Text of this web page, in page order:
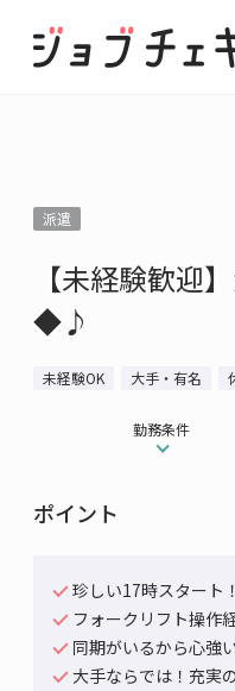
派遣
【未経験歓迎
◆♪
未経験OK 大手・有名
勤務条件
ポイント
珍しい17時スタート
フォークリフト操作
同期がいるから心強
大手ならでは！充実